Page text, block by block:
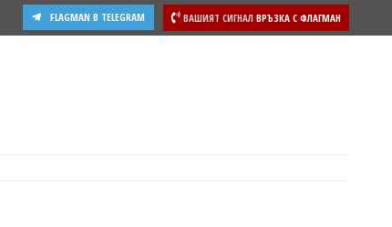
ВАШИЯТ СИГНАЛ ВРЪЗКА С ФЛАГМАН
FLAGMAN В TELEGRAM